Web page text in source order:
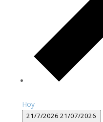
Hoy
21/7/202621/07/2026